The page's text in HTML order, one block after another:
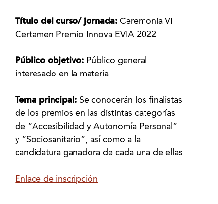
Título del curso/ jornada:Ceremonia VI
Certamen Premio Innova EVIA 2022
Público objetivo: Público general
interesado en la materia
Tema principal: Se conocerán los finalistas
de los premios en las distintas categorías
de “Accesibilidad y Autonomía Personal”
y “Sociosanitario”, así como a la
candidatura ganadora de cada una de ellas
Enlace de inscripción